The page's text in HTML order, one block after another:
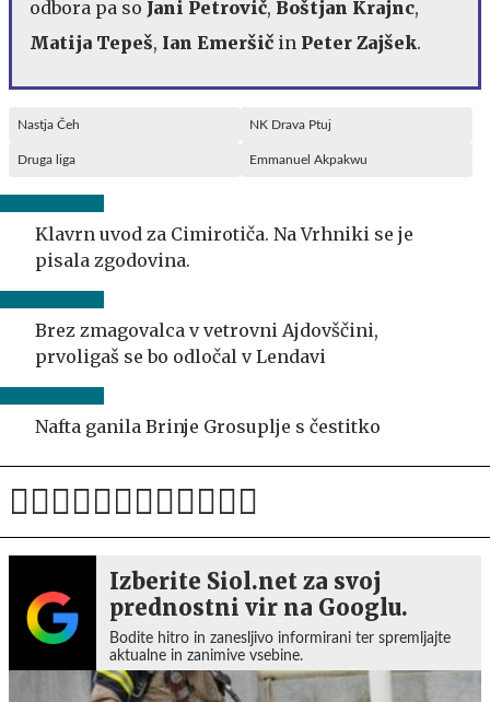
odbora pa so Jani Petrovič, Boštjan Krajnc,
Matija Tepeš, Ian Emeršič in Peter Zajšek.
Nastja Čeh NK Drava Ptuj
Druga liga Emmanuel Akpakwu
Klavrn uvod za Cimirotiča. Na Vrhniki se je
pisala zgodovina.
Brez zmagovalca v vetrovni Ajdovščini,
prvoligaš se bo odločal v Lendavi
Nafta ganila Brinje Grosuplje s čestitko
Izberite Siol.net za svoj
prednostni vir na Googlu.
Bodite hitro in zanesljivo informirani ter spremljajte
aktualne in zanimive vsebine.